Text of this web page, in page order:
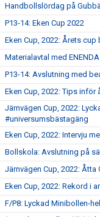
Handbollslördag på
P13-14: Eken Cup 2022
Eken Cup, 2022: Årets cup
Materialavtal med
P13-14: Avslutning med
Eken Cup, 2022: Tips inför
Järnvägen Cup, 2022:
#universumsbästagäng
Eken Cup, 2022: Intervju
Bollskola: Avslutning på
Järnvägen Cup, 2022:
Eken Cup, 2022: Rekord i
F/P8: Lyckad Minibollen-